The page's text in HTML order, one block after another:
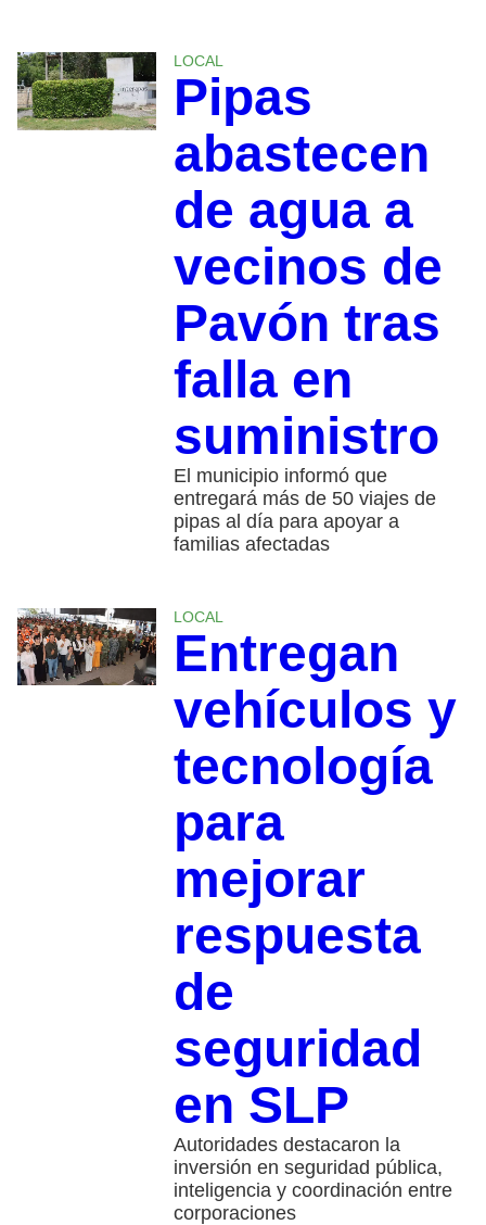
LOCAL
Pipas
abastecen
de agua a
vecinos de
Pavón tras
falla en
suministro
El municipio informó que
entregará más de 50 viajes de
pipas al día para apoyar a
familias afectadas
LOCAL
Entregan
vehículos y
tecnología
para
mejorar
respuesta
de
seguridad
en SLP
Autoridades destacaron la
inversión en seguridad pública,
inteligencia y coordinación entre
corporaciones